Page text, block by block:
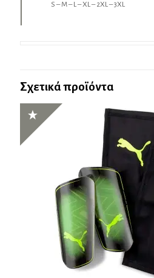
S – M – L – XL – 2XL – 3XL
Σχετικά προϊόντα